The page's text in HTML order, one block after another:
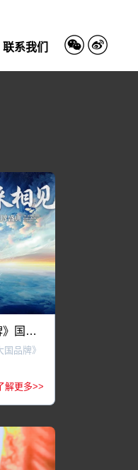
联系我们
上善若水 未来相见 | 2024《大国品牌》国牌盛典10月26日启幕
品牌》
解更多>>